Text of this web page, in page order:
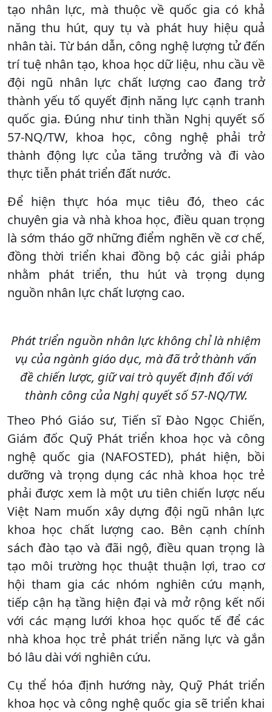
tạo nhân lực, mà thuộc về quốc gia có khả
năng thu hút, quy tụ và phát huy hiệu quả
nhân tài. Từ bán dẫn, công nghệ lượng tử đến
trí tuệ nhân tạo, khoa học dữ liệu, nhu cầu về
đội ngũ nhân lực chất lượng cao đang trở
thành yếu tố quyết định năng lực cạnh tranh
quốc gia. Đúng như tinh thần Nghị quyết số
57-NQ/TW, khoa học, công nghệ phải trở
thành động lực của tăng trưởng và đi vào
thực tiễn phát triển đất nước.
Để hiện thực hóa mục tiêu đó, theo các
chuyên gia và nhà khoa học, điều quan trọng
là sớm tháo gỡ những điểm nghẽn về cơ chế,
đồng thời triển khai đồng bộ các giải pháp
nhằm phát triển, thu hút và trọng dụng
nguồn nhân lực chất lượng cao.
Phát triển nguồn nhân lực không chỉ là nhiệm
vụ của ngành giáo dục, mà đã trở thành vấn
đề chiến lược, giữ vai trò quyết định đối với
thành công của Nghị quyết số 57-NQ/TW.
Theo Phó Giáo sư, Tiến sĩ Đào Ngọc Chiến,
Giám đốc Quỹ Phát triển khoa học và công
nghệ quốc gia (NAFOSTED), phát hiện, bồi
dưỡng và trọng dụng các nhà khoa học trẻ
phải được xem là một ưu tiên chiến lược nếu
Việt Nam muốn xây dựng đội ngũ nhân lực
khoa học chất lượng cao. Bên cạnh chính
sách đào tạo và đãi ngộ, điều quan trọng là
tạo môi trường học thuật thuận lợi, trao cơ
hội tham gia các nhóm nghiên cứu mạnh,
tiếp cận hạ tầng hiện đại và mở rộng kết nối
với các mạng lưới khoa học quốc tế để các
nhà khoa học trẻ phát triển năng lực và gắn
bó lâu dài với nghiên cứu.
Cụ thể hóa định hướng này, Quỹ Phát triển
khoa học và công nghệ quốc gia sẽ triển khai